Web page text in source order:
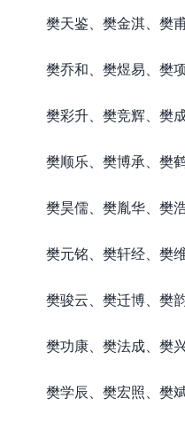
樊天鉴、樊金淇、樊
樊乔和、樊煜易、樊
樊彩升、樊竞辉、樊
樊顺乐、樊博承、樊
樊昊儒、樊胤华、樊
樊元铭、樊轩经、樊
樊骏云、樊迁博、樊
樊功康、樊法成、樊
樊学辰、樊宏照、樊